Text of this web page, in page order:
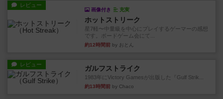
レビュー
画像付き 充実
ホットストリーク
星7軽〜中量級を中心にプレイするゲーマーの感想
です。ボードゲーム会にて...
約12時間前 by おとん
レビュー ガルフストライク
1983年にVictory Gamesが出版した『Gulf Strik...
約13時間前 by Chaco